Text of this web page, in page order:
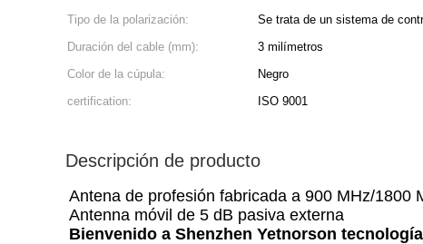
Tipo de la polarización:
Se trata de un sistema de
Duración del cable (mm):
3 milímetros
Color de la cúpula:
Negro
certification:
ISO 9001
Descripción de producto
Antena de profesión fabricada a 900 MHz/1800
Antenna móvil de 5 dB pasiva externa
Bienvenido a Shenzhen Yetnorson